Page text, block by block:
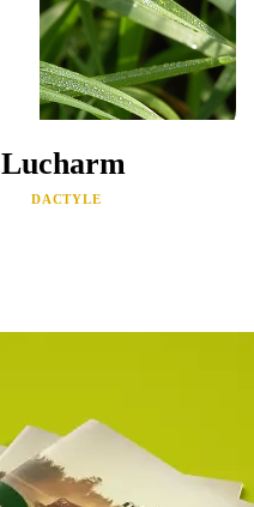
Lucharm
DACTYLE